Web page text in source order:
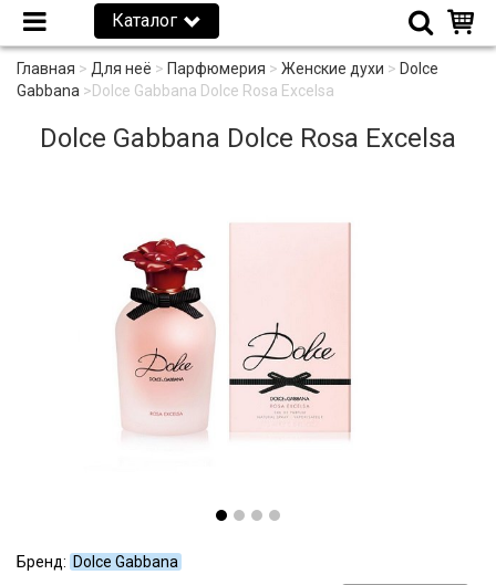
Каталог
Главная > Для неё > Парфюмерия > Женские духи > Dolce
Gabbana >Dolce Gabbana Dolce Rosa Excelsa
Dolce Gabbana Dolce Rosa Excelsa
Бренд: Dolce Gabbana